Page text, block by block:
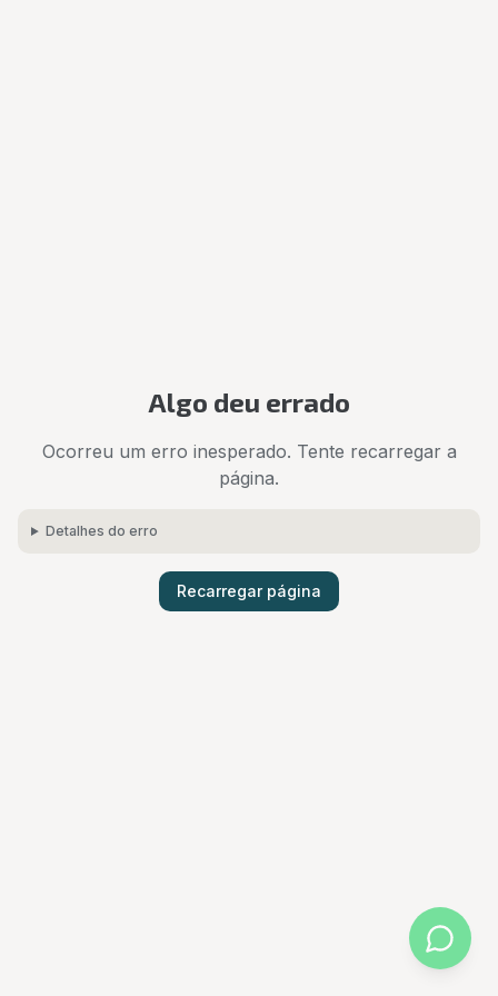
Algo deu errado
Ocorreu um erro inesperado. Tente recarregar a
página.
Detalhes do erro
Recarregar página